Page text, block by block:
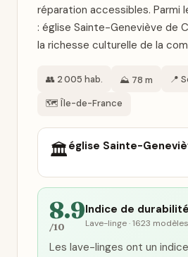
réparation accessibles. Parmi
: église Sainte-Geneviève de
la richesse culturelle de la
👥 2 005 hab. ⛰️ 78 m 📍
🗺️ Île-de-France
🏛️église Sainte-
8.9
/10
Indice de durabilité
Lave-linge · 1623
Les lave-linges ont un